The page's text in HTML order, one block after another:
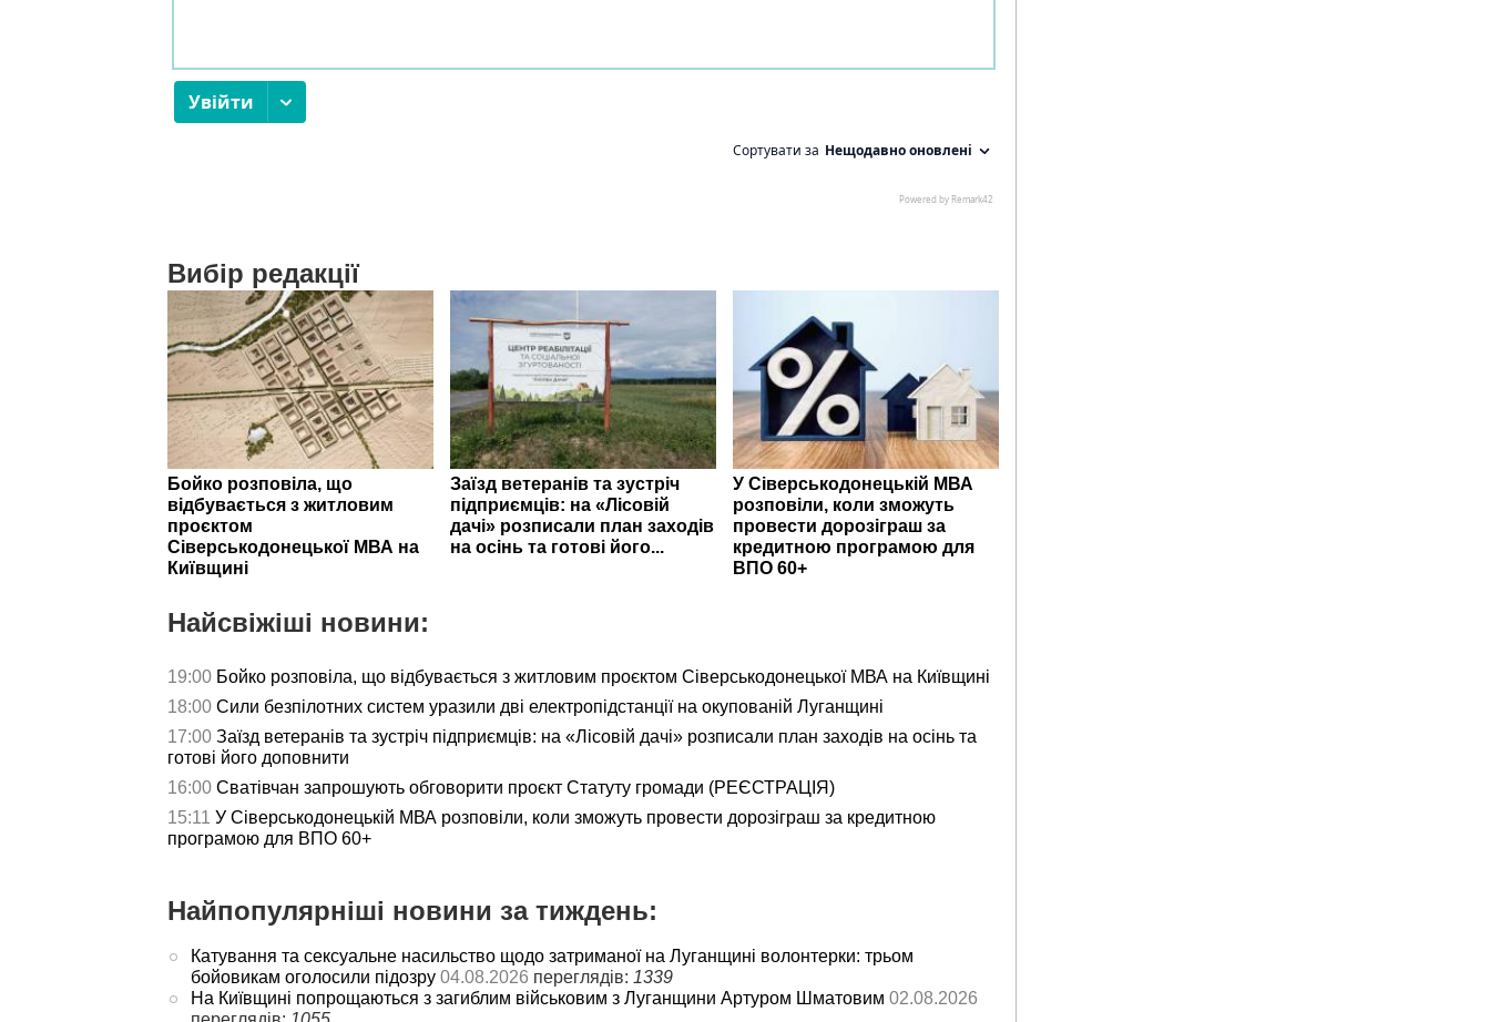
Вибір редакції
Бойко розповіла, що
відбувається з житловим
проєктом
Сіверськодонецької МВА на
Київщині
Заїзд ветеранів та зустріч
підприємців: на «Лісовій
дачі» розписали план заходів
на осінь та готові його...
У Сіверськодонецькій МВА
розповіли, коли зможуть
провести дорозіграш за
кредитною програмою для
ВПО 60+
Найсвіжіші новини:
19:00 Бойко розповіла, що відбувається з житловим проєктом Сіверськодонецької МВА на Київщині
18:00 Сили безпілотних систем уразили дві електропідстанції на окупованій Луганщині
17:00 Заїзд ветеранів та зустріч підприємців: на «Лісовій дачі» розписали план заходів на осінь та
готові його доповнити
16:00 Сватівчан запрошують обговорити проєкт Статуту громади (РЕЄСТРАЦІЯ)
15:11 У Сіверськодонецькій МВА розповіли, коли зможуть провести дорозіграш за кредитною
програмою для ВПО 60+
Найпопулярніші новини за тиждень:
Катування та сексуальне насильство щодо затриманої на Луганщині волонтерки: трьом
бойовикам оголосили підозру 04.08.2026 переглядів: 1339
На Київщині попрощаються з загиблим військовим з Луганщини Артуром Шматовим 02.08.2026